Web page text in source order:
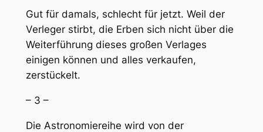
Gut für damals, schlecht für jetzt. Weil der
Verleger stirbt, die Erben sich nicht über die
Weiterführung dieses großen Verlages
einigen können und alles verkaufen,
zerstückelt.
– 3 –
Die Astronomiereihe wird von der